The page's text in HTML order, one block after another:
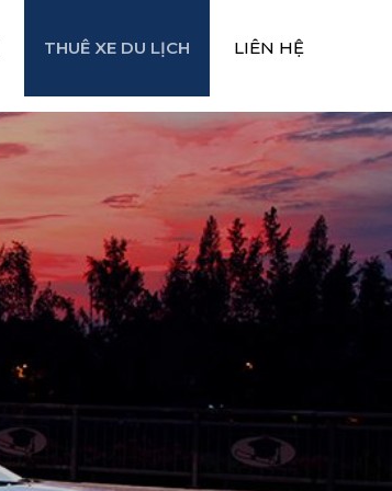
THUÊ XE DU LỊCH LIÊN HỆ